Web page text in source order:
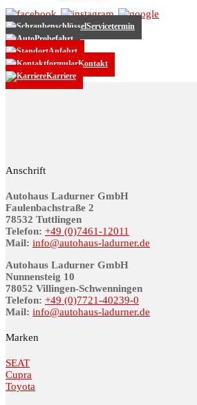
Servicetermin
Probefahrt
Anfahrt
Kontakt
Karriere
Anschrift
Autohaus Ladurner GmbH
Fau­len­bach­stra­ße 2
78532 Tutt­lin­gen
Telefon: +49 (0)7461-12011
Mail: info@au­to­haus-lad­ur­ner.de
Autohaus Ladurner GmbH
Nunnensteig 10
78052 Villingen-Schwenningen
Telefon: +49 (0)7721-40239-0
Mail: info@au­to­haus-lad­ur­ner.de
Marken
SEAT
Cupra
Toyota